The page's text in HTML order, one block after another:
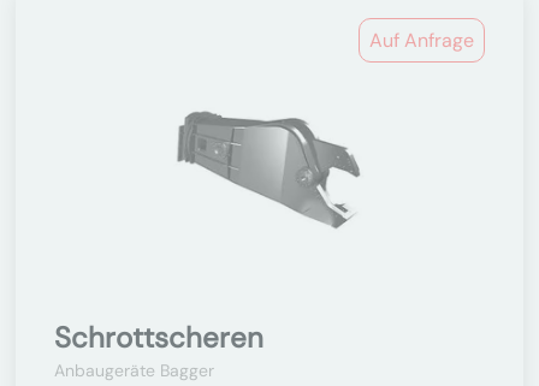
Auf Anfrage
Schrottscheren
Anbaugeräte Bagger